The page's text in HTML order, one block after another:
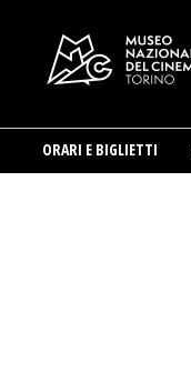
ORARI E BIGLIETTI